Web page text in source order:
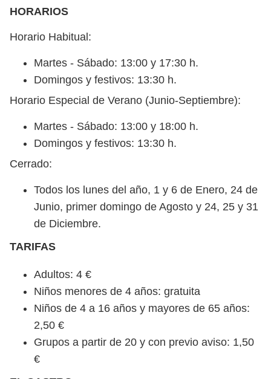
HORARIOS
Horario Habitual:
Martes - Sábado: 13:00 y 17:30 h.
Domingos y festivos: 13:30 h.
Horario Especial de Verano (Junio-Septiembre):
Martes - Sábado: 13:00 y 18:00 h.
Domingos y festivos: 13:30 h.
Cerrado:
Todos los lunes del año, 1 y 6 de Enero, 24 de
Junio, primer domingo de Agosto y 24, 25 y 31
de Diciembre.
TARIFAS
Adultos: 4 €
Niños menores de 4 años: gratuita
Niños de 4 a 16 años y mayores de 65 años:
2,50 €
Grupos a partir de 20 y con previo aviso: 1,50
€